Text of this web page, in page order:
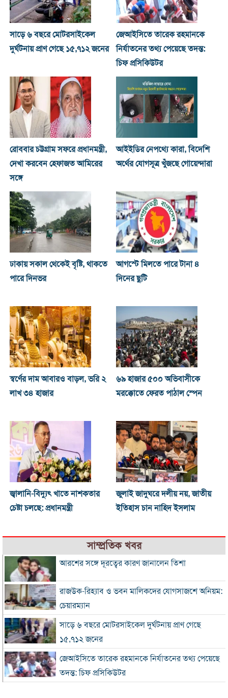
সাড়ে ৬ বছরে মোটরসাইকেল
দুর্ঘটনায় প্রাণ গেছে ১৫,৭১২ জনের
জেআইসিতে তারেক রহমানকে
নির্যাতনের তথ্য পেয়েছে তদন্ত:
চিফ প্রসিকিউটর
রোববার চট্টগ্রাম সফরে প্রধানমন্ত্রী,
দেখা করবেন হেফাজত আমিরের
সঙ্গে
আইইডির নেপথ্যে কারা, বিদেশি
অর্থের যোগসূত্র খুঁজছে গোয়েন্দারা
ঢাকায় সকাল থেকেই বৃষ্টি, থাকতে
পারে দিনভর
আগস্টে মিলতে পারে টানা ৪
দিনের ছুটি
স্বর্ণের দাম আবারও বাড়ল, ভরি ২
লাখ ৩৪ হাজার
৬৯ হাজার ৫০০ অভিবাসীকে
মরক্কোতে ফেরত পাঠাল স্পেন
জ্বালানি-বিদ্যুৎ খাতে নাশকতার
চেষ্টা চলছে: প্রধানমন্ত্রী
জুলাই জাদুঘরে দলীয় নয়, জাতীয়
ইতিহাস চান নাহিদ ইসলাম
সাম্প্রতিক খবর
আরশের সঙ্গে দূরত্বের কারণ জানালেন তিশা
রাজউক-রিহ্যাব ও ভবন মালিকদের যোগসাজশে অনিয়ম:
চেয়ারম্যান
সাড়ে ৬ বছরে মোটরসাইকেল দুর্ঘটনায় প্রাণ গেছে
১৫,৭১২ জনের
জেআইসিতে তারেক রহমানকে নির্যাতনের তথ্য পেয়েছে
তদন্ত: চিফ প্রসিকিউটর